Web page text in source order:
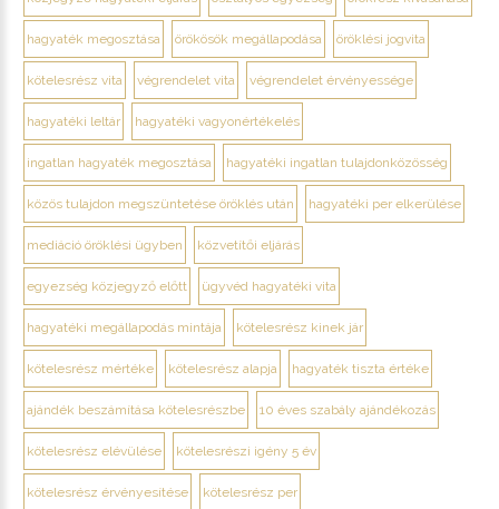
hagyaték megosztása örökösök megállapodása öröklési jogvita
kötelesrész vita végrendelet vita végrendelet érvényessége
hagyatéki leltár hagyatéki vagyonértékelés
ingatlan hagyaték megosztása hagyatéki ingatlan tulajdonközösség
közös tulajdon megszüntetése öröklés után hagyatéki per elkerülése
mediáció öröklési ügyben közvetítői eljárás
egyezség közjegyző előtt ügyvéd hagyatéki vita
hagyatéki megállapodás mintája kötelesrész kinek jár
kötelesrész mértéke kötelesrész alapja hagyaték tiszta értéke
ajándék beszámítása kötelesrészbe 10 éves szabály ajándékozás
kötelesrész elévülése kötelesrészi igény 5 év
kötelesrész érvényesítése kötelesrész per